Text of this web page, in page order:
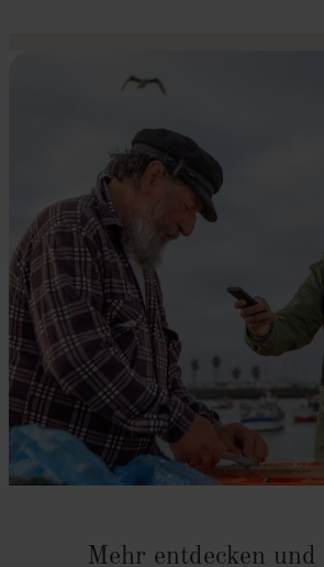
Mehr entdecken und